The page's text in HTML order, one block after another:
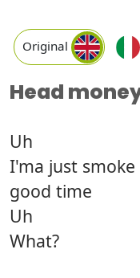
Original
Head
Uh
I'ma just
good time
Uh
What?